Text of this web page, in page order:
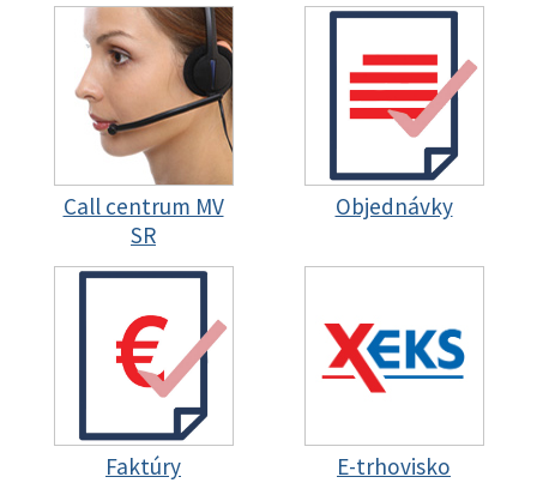
Call centrum MV
SR
Objednávky
Faktúry E-trhovisko